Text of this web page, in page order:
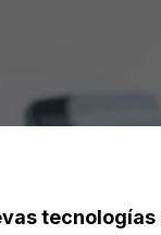
tecnologías